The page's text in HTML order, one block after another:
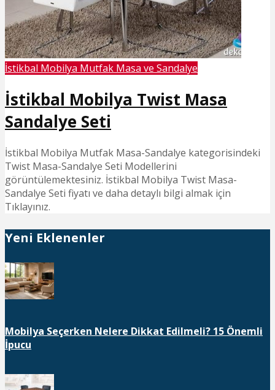
İstikbal Mobilya Mutfak Masa ve Sandalye
İstikbal Mobilya Twist Masa
Sandalye Seti
İstikbal Mobilya Mutfak Masa-Sandalye kategorisindeki
Twist Masa-Sandalye Seti Modellerini
görüntülemektesiniz. İstikbal Mobilya Twist Masa-
Sandalye Seti fiyatı ve daha detaylı bilgi almak için
Tıklayınız.
Yeni Eklenenler
Mobilya Seçerken Nelere Dikkat Edilmeli? 15 Önemli
İpucu